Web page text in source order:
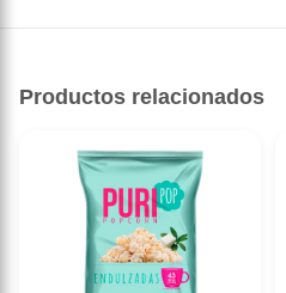
Productos relacionados